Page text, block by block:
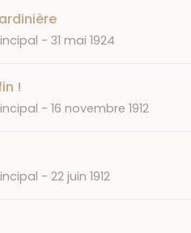
DATE
31 mai 1924
!
DATE
16 novembre 1912
DATE
22 juin 1912